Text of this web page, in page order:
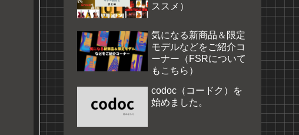
ススメ）
気になる新商品＆限定
モデルなどをご紹介コ
ーナー（FSRについて
もこちら）
codoc（コードク）を
始めました。